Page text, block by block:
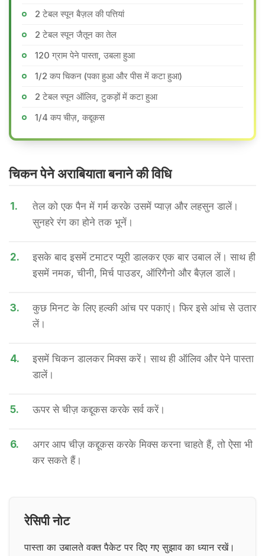
2 टेबल स्पून बैज़ल की पत्तियां
2 टेबल स्पून जैतून का तेल
120 ग्राम पेने पास्ता, उबला हुआ
1/2 कप चिकन (पका हुआ और पीस में कटा हुआ)
2 टेबल स्पून ऑलिव, टुकड़ों में कटा हुआ
1/4 कप चीज़, कद्दूकस
चिकन पेने अराबियाता बनाने की वि​धि
1.
तेल को एक पैन में गर्म करके उसमें प्याज़ और लहसुन डालें।
सुनहरे रंग का होने तक भूनें।
2.
इसके बाद इसमें टमाटर प्यूरी डालकर एक बार उबाल लें। साथ ही
इसमें नमक, चीनी, मिर्च पाउडर, ऑरिगैनो और बैज़ल डालें।
3.
कुछ मिनट के लिए हल्की आंच पर पकाएं। फिर इसे आंच से उतार
लें।
4.
इसमें चिकन डालकर मिक्स करें। साथ ही ऑलिव और पेने पास्ता
डालें।
5. ऊपर से चीज़ कद्दूकस करके सर्व करें।
6.
अगर आप चीज़ कद्दूकस करके मिक्स करना चाहते हैं, तो ऐसा भी
कर सकते हैं।
रेसिपी नोट
पास्ता का उबालते वक्त पैकेट पर दिए गए सुझाव का ध्यान रखें।